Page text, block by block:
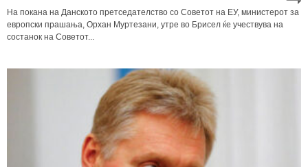
На покана на Данското претседателство со Советот на ЕУ, министерот за
европски прашања, Орхан Муртезани, утре во Брисел ќе учествува на
состанок на Советот...